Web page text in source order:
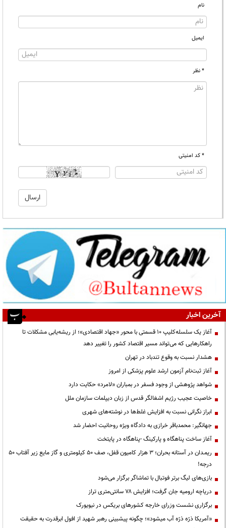
نام
ایمیل
* نظر
* کد امنیتی
آخرین اخبار
آغاز یک سلسله‌کلیپ ۱۰ قسمتی با محور «جهاد اقتصادی»؛ از ریشه‌یابی مشکلات تا
راهکارهایی که می‌تواند مسیر اقتصاد کشور را تغییر دهد
هشدار نسبت به وقوع تندباد در تهران
آغاز ثبت‌نام آزمون ارشد علوم پزشکی از امروز
شواهد پژوهشی از وجود فسفر در بمباران «لامرد» حکایت دارد
خاصیت عجیب رژیم اشغالگر قدس از زبان دیپلمات سازمان ملل
ابراز نگرانی نسبت به افزایش غلط‌ها در نوشته‌های شهری
جهانگیر: محمدباقر خرازی به دادگاه ویژه روحانیت احضار شد
آغاز ساخت پناهگاه و پارکینگ -پناهگاه در پایتخت
ریمـدان در آستانه بحران؛ ۳ هزار کامیون قفل، صف ۵۰ کیلومتری و گاز مایع زیر آفتاب ۵۰
درجه!
بازی‌های لیگ برتر فوتبال با تماشاگر برگزار می‌شود
دریاچه ارومیه جان گرفت؛ افزایش ۷۸ سانتی‌متری تراز
برگزاری نشست وزرای خارجه کشورهای بریکس در نیویورک
«آمریکا ذرّه ذرّه آب میشود»؛ چگونه پیشبینی رهبر شهید از افول ابرقدرت به حقیقت